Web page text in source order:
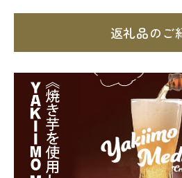
返礼品のご